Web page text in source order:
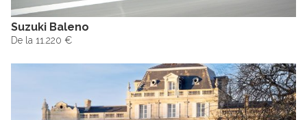
Suzuki Baleno
De la 11.220 €